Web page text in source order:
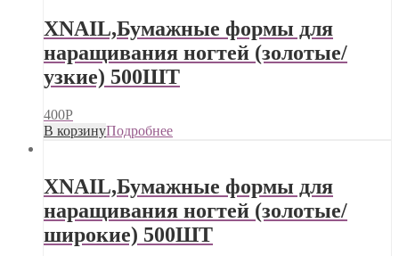
XNAIL,Бумажные формы для
наращивания ногтей (золотые/
узкие) 500ШТ
400Р
В корзинуПодробнее
XNAIL,Бумажные формы для
наращивания ногтей (золотые/
широкие) 500ШТ